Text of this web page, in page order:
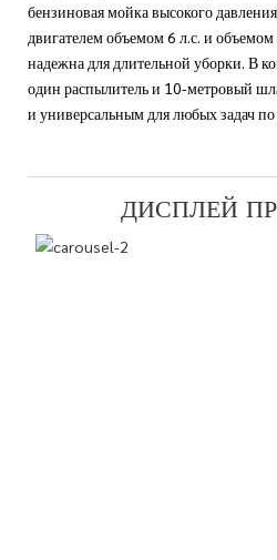
бензиновая мойка высокого
двигателем объемом 6 л.с. и
надежна для длительной уборки. В
один распылитель и 10-метровый
и универсальным для любых задач по
ДИСПЛЕЙ